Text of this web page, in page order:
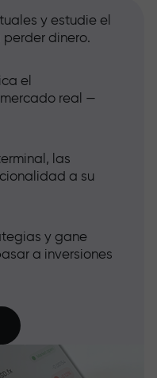
y estudie el
dinero.
el
real —
las
a su
y gane
a inversiones